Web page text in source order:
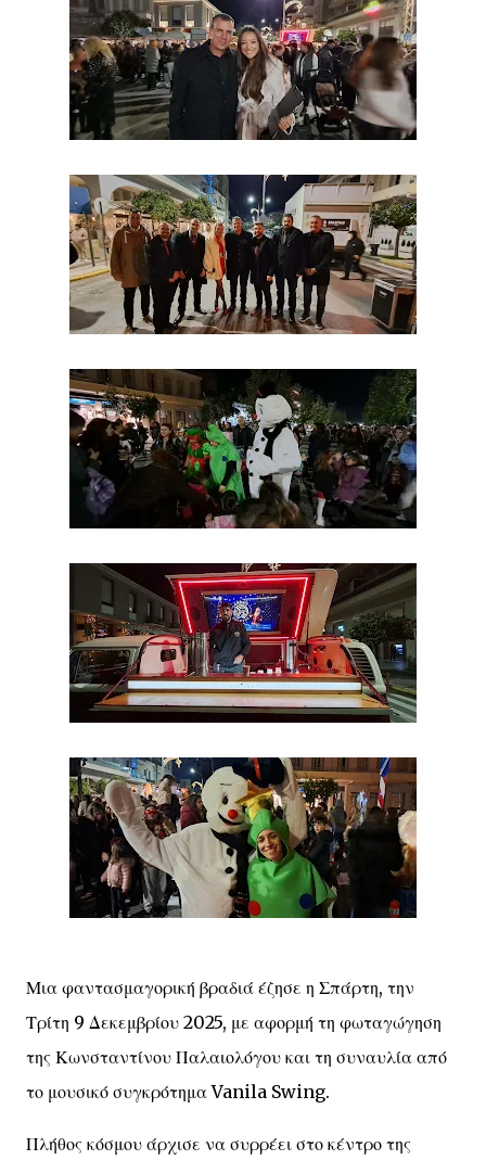
Μια φαντασμαγορική βραδιά έζησε η Σπάρτη, την
Τρίτη 9 Δεκεμβρίου 2025, με αφορμή τη φωταγώγηση
της Κωνσταντίνου Παλαιολόγου και τη συναυλία από
το μουσικό συγκρότημα Vanila Swing.
Πλήθος κόσμου άρχισε να συρρέει στο κέντρο της